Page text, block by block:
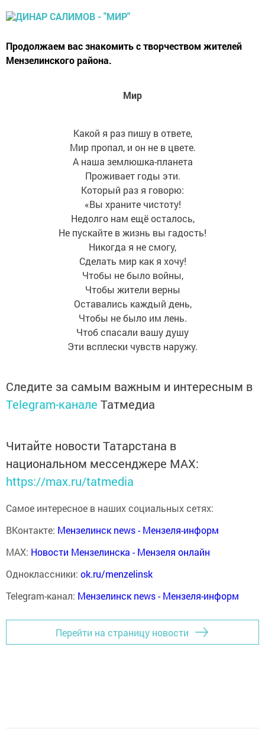
Продолжаем вас знакомить с творчеством жителей
Мензелинского района.
Мир
Какой я раз пишу в ответе,
Мир пропал, и он не в цвете.
А наша землюшка-планета
Проживает годы эти.
Который раз я говорю:
«Вы храните чистоту!
Недолго нам ещё осталось,
Не пускайте в жизнь вы гадость!
Никогда я не смогу,
Сделать мир как я хочу!
Чтобы не было войны,
Чтобы жители верны
Оставались каждый день,
Чтобы не было им лень.
Чтоб спасали вашу душу
Эти всплески чувств наружу.
Следите за самым важным и интересным в
Telegram-канале Татмедиа
Читайте новости Татарстана в
национальном мессенджере MАХ:
https://max.ru/tatmedia
Самое интересное в наших социальных сетях:
ВКонтакте: Мензелинск news - Мензеля-информ
MAX: Новости Мензелинска - Мензеля онлайн
Одноклассники: ok.ru/menzelinsk
Telegram-канал: Мензелинск news - Мензеля-информ
Перейти на страницу новости